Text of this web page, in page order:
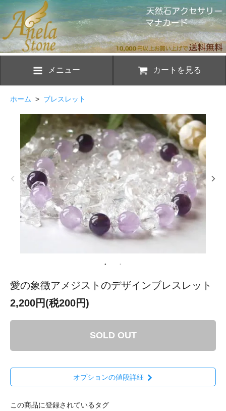
メニュー カートを見る
ホーム > ブレスレット
愛の象徴アメジストのデザインブレスレット
2,200円(税200円)
SOLD OUT
オプションの値段詳細
この商品に登録されているタグ